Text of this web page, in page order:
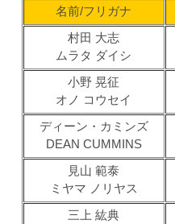
名前/フリガナ
村田 大志
ムラタ ダイシ
小野 晃征
オノ コウセイ
ディーン・カミンズ
DEAN CUMMINS
見山 範泰
ミヤマ ノリヤス
三上 紘典